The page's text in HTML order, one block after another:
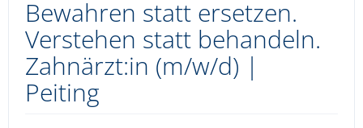
Bewahren statt ersetzen.
Verstehen statt behandeln.
Zahnärzt:in (m/w/d) |
Peiting